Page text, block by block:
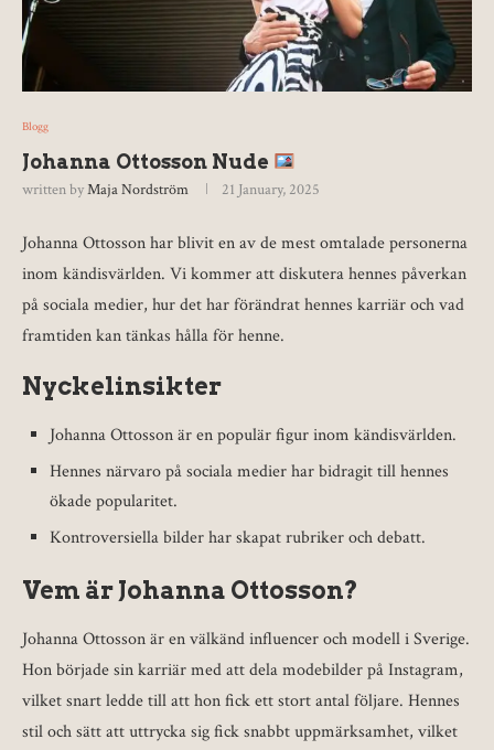
Blogg
Johanna Ottosson Nude
written byMaja Nordström 21 January, 2025
Johanna Ottosson har blivit en av de mest omtalade personerna
inom kändisvärlden. Vi kommer att diskutera hennes påverkan
på sociala medier, hur det har förändrat hennes karriär och vad
framtiden kan tänkas hålla för henne.
Nyckelinsikter
Johanna Ottosson är en populär figur inom kändisvärlden.
Hennes närvaro på sociala medier har bidragit till hennes
ökade popularitet.
Kontroversiella bilder har skapat rubriker och debatt.
Vem är Johanna Ottosson?
Johanna Ottosson är en välkänd influencer och modell i Sverige.
Hon började sin karriär med att dela modebilder på Instagram,
vilket snart ledde till att hon fick ett stort antal följare. Hennes
stil och sätt att uttrycka sig fick snabbt uppmärksamhet, vilket